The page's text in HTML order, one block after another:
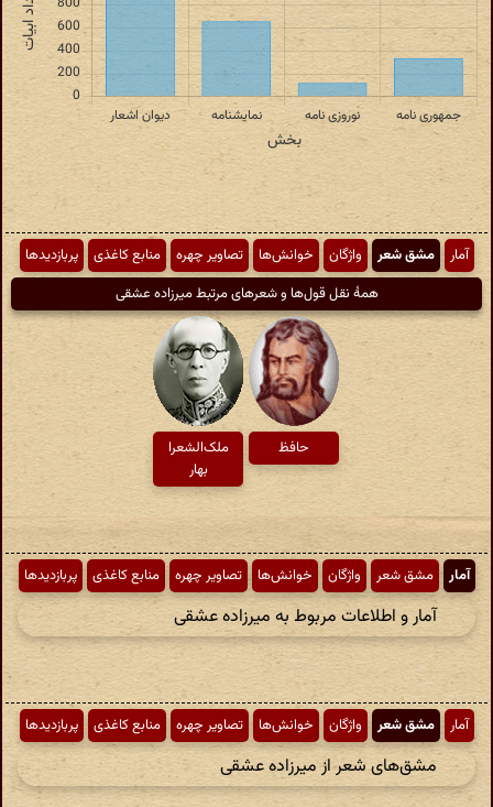
آمار مشق شعر واژگان خوانش‌ها تصاویر چهره منابع کاغذی
پربازدیدها
همهٔ نقل قول‌ها و شعرهای مرتبط میرزاده عشقی
حافظ
ملک‌الشعرا
بهار
آمار مشق شعر واژگان خوانش‌ها تصاویر چهره منابع کاغذی پربازدیدها
آمار و اطلاعات مربوط به میرزاده عشقی
آمار مشق شعر واژگان خوانش‌ها تصاویر چهره منابع کاغذی پربازدیدها
مشق‌های شعر از میرزاده عشقی